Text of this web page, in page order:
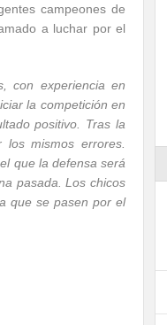
campeones de
a luchar por el
con experiencia en
la competición en
positivo. Tras la
mismos errores.
que la defensa será
pasada. Los chicos
que se pasen por el